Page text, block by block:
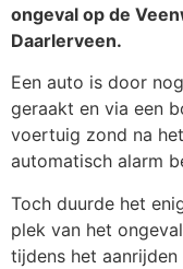
ongeval op de
Daarlerveen.
Een auto is door
geraakt en via een
voertuig zond na
automatisch alarm
Toch duurde het
plek van het
tijdens het